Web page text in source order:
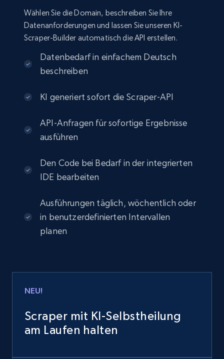
Wählen Sie die Domain, beschreiben Sie Ihre
Datenanforderungen und lassen Sie unseren KI-
Scraper-Builder automatisch die API erstellen.
Datenbedarf in einfachem Deutsch
beschreiben
KI generiert sofort die Scraper-API
API-Anfragen für sofortige Ergebnisse
ausführen
Den Code bei Bedarf in der integrierten
IDE bearbeiten
Ausführungen täglich, wöchentlich oder
in benutzerdefinierten Intervallen
planen
NEU!
Scraper mit KI-Selbstheilung
am Laufen halten